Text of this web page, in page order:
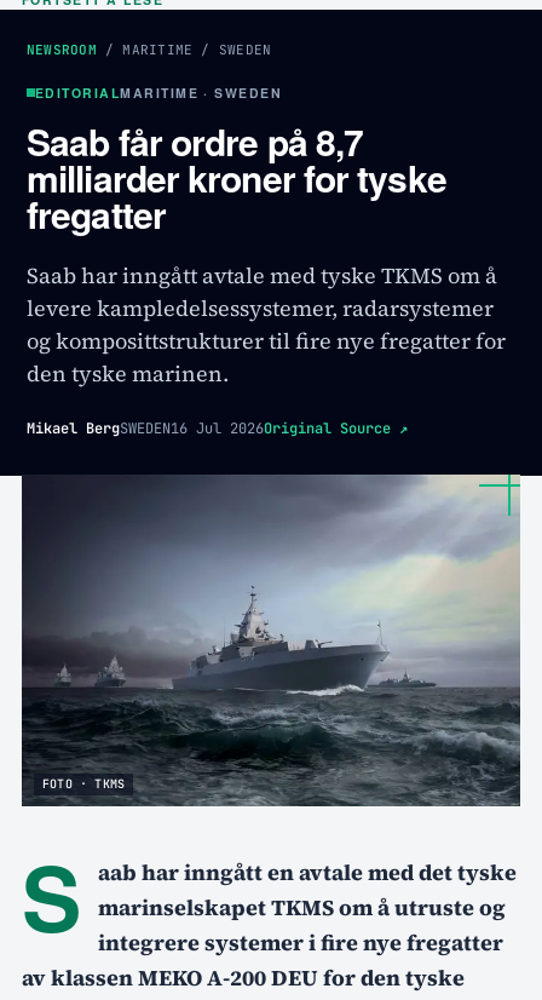
NEWSROOM /MARITIME / SWEDEN
EDITORIALMARITIME · SWEDEN
Saab får ordre på 8,7
milliarder kroner for tyske
fregatter
Saab har inngått avtale med tyske TKMS om å
levere kampledelses­systemer, radarsystemer
og komposittstrukturer til fire nye fregatter for
den tyske marinen.
Mikael BergSWEDEN16 Jul 2026Original Source ↗
FOTO · TKMS
S
aab har inngått en avtale med det tyske
marinselskapet TKMS om å utruste og
integrere systemer i fire nye fregatter
av klassen MEKO A-200 DEU for den tyske